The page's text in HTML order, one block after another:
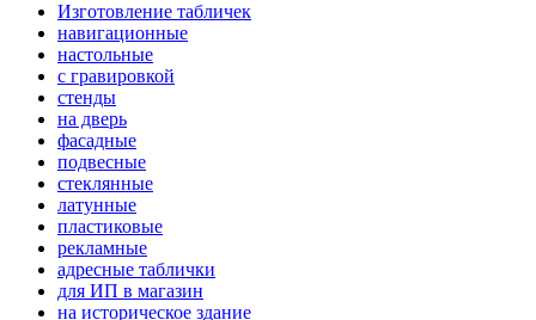
Изготовление табличек
навигационные
настольные
с гравировкой
стенды
на дверь
фасадные
подвесные
стеклянные
латунные
пластиковые
рекламные
адресные таблички
для ИП в магазин
на историческое здание